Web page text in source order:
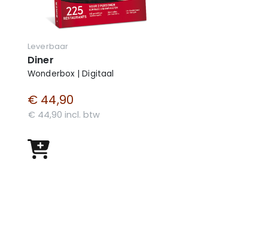
Leverbaar
Diner
Wonderbox | Digitaal
€ 44,90
€ 44,90 incl. btw